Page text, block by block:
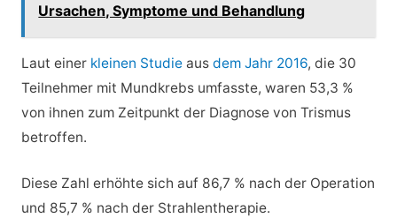
Ursachen, Symptome und Behandlung
Laut einer kleinen Studieaus dem Jahr 2016, die 30
Teilnehmer mit Mundkrebs umfasste, waren 53,3 %
von ihnen zum Zeitpunkt der Diagnose von Trismus
betroffen.
Diese Zahl erhöhte sich auf 86,7 % nach der Operation
und 85,7 % nach der Strahlentherapie.